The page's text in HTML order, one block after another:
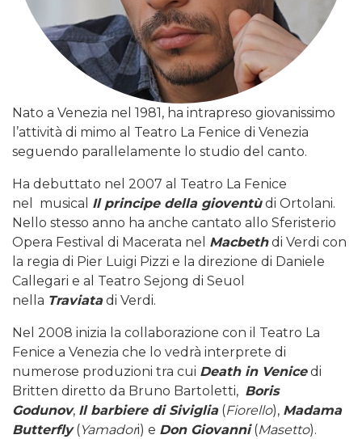
Nato a Venezia nel 1981, ha intrapreso giovanissimo
l’attività di mimo al Teatro La Fenice di Venezia
seguendo parallelamente lo studio del canto.
Ha debuttato nel 2007 al Teatro La Fenice
nel musical Il principe della gioventùdi Ortolani.
Nello stesso anno ha anche cantato allo Sferisterio
Opera Festival di Macerata nel Macbeth di Verdi con
la regia di Pier Luigi Pizzi e la direzione di Daniele
Callegari e al Teatro Sejong di Seuol
nella Traviatadi Verdi.
Nel 2008 inizia la collaborazione con il Teatro La
Fenice a Venezia che lo vedrà interprete di
numerose produzioni tra cui Death in Venicedi
Britten diretto da Bruno Bartoletti, Boris
Godunov, Il barbiere di Siviglia(Fiorello), Madama
Butterfly(Yamadori) e Don Giovanni(Masetto).